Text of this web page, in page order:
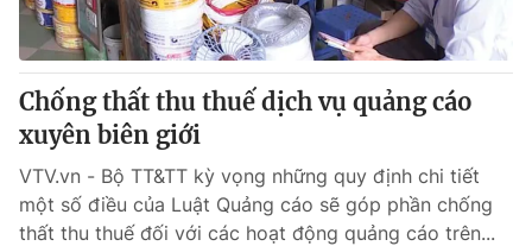
Chống thất thu thuế dịch vụ quảng cáo
xuyên biên giới
VTV.vn - Bộ TT&TT kỳ vọng những quy định chi tiết
một số điều của Luật Quảng cáo sẽ góp phần chống
thất thu thuế đối với các hoạt động quảng cáo trên...